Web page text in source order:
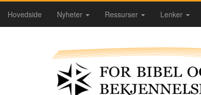
Hovedside Nyheter Ressurser Lenker